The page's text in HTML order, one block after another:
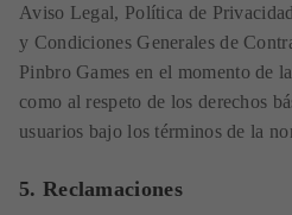
Aviso Legal, Política de
y Condiciones Generales de
Pinbro Games en el momento de
como al respeto de los derechos
usuarios bajo los términos de la
5. Reclamaciones